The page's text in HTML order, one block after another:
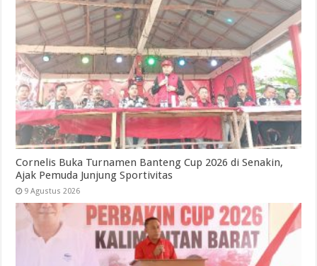
Cornelis Buka Turnamen Banteng Cup 2026 di Senakin,
Ajak Pemuda Junjung Sportivitas
9 Agustus 2026